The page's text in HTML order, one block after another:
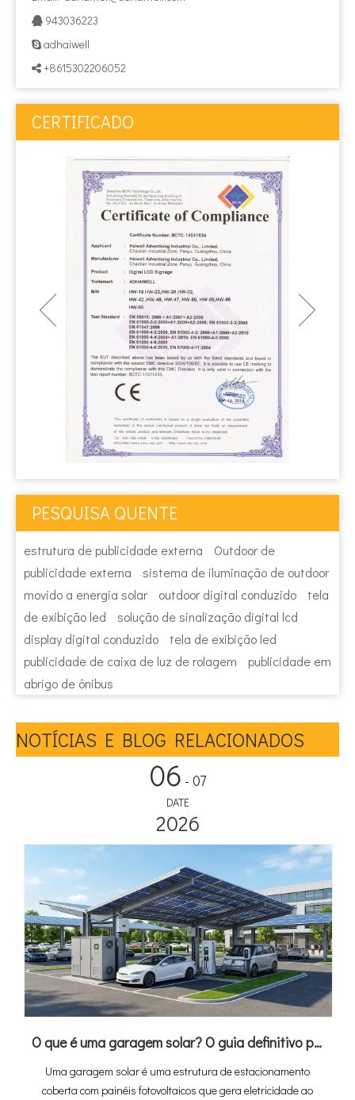
 943036223
 adhaiwell
 +8615302206052
CERTIFICADO
PESQUISA QUENTE
estrutura de publicidade externa
Outdoor de
publicidade externa
sistema de iluminação de outdoor
movido a energia solar
outdoor digital conduzido
tela
de exibição led
solução de sinalização digital lcd
display digital conduzido
tela de exibição led
publicidade de caixa de luz de rolagem
publicidade em
abrigo de ônibus
NOTÍCIAS E BLOG RELACIONADOS
06 - 07
DATE
2026
O que é uma garagem solar? O guia definitivo para integração de energia fotovoltaica, armazenamento e carregamento de veículos elétricos
Uma garagem solar é uma estrutura de estacionamento
coberta com painéis fotovoltaicos que gera eletricidade ao